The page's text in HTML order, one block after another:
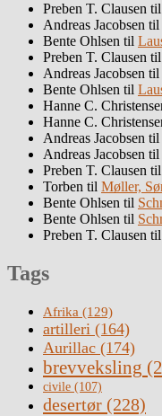
Preben T. Clausen til
Andreas Jacobsen til
Bente Ohlsen til
Preben T. Clausen til
Andreas Jacobsen til
Bente Ohlsen til
Hanne C.
Hanne C.
Andreas Jacobsen til
Andreas Jacobsen til
Preben T. Clausen til
Torben til Møller,
Bente Ohlsen til
Bente Ohlsen til
Preben T. Clausen til
Tags
Afrika (129)
artilleri (164)
Aurillac (174)
brevveksling
civile (107)
desertør (228)